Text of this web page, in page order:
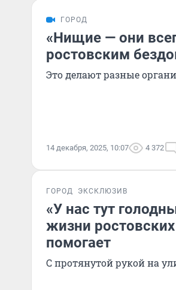
ГОРОД
«Нищие — они
ростовским
Это делают разные
14 декабря, 2025, 10:07 4 372
ГОРОД ЭКСКЛЮЗИВ
«У нас тут
жизни
помогает
С протянутой рукой на